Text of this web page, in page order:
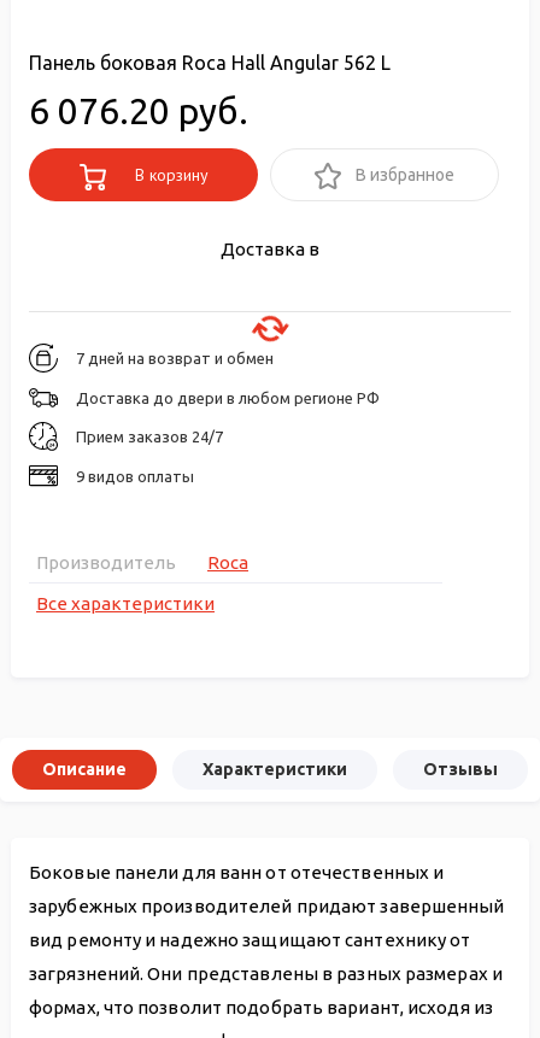
Панель боковая Roca Hall Angular 562 L
6 076.20 руб.
В корзину В избранное
Доставка в
7 дней на возврат и обмен
Доставка до двери в любом регионе РФ
Прием заказов 24/7
9 видов оплаты
Производитель
Roca
Все характеристики
Описание Характеристики Отзывы
Боковые панели для ванн от отечественных и
зарубежных производителей придают завершенный
вид ремонту и надежно защищают сантехнику от
загрязнений. Они представлены в разных размерах и
формах, что позволит подобрать вариант, исходя из